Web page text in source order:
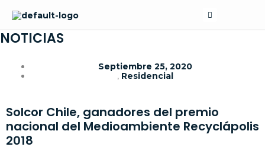
content
NOTICIAS
Septiembre 25, 2020
, Residencial
Solcor Chile, ganadores del premio
nacional del Medioambiente Recyclápolis
2018